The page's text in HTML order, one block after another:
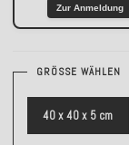
Zur Anmeldung
GRÖSSE WÄHLEN
40 x 40 x 5 cm